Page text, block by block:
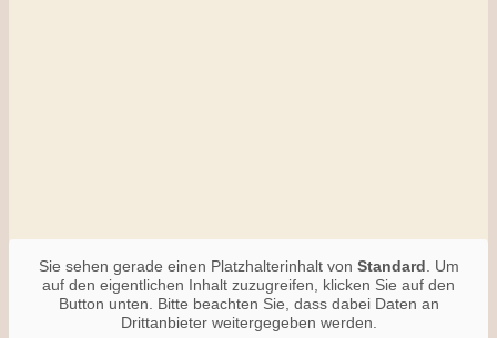
Sie sehen gerade einen Platzhalterinhalt von Standard. Um
auf den eigentlichen Inhalt zuzugreifen, klicken Sie auf den
Button unten. Bitte beachten Sie, dass dabei Daten an
Drittanbieter weitergegeben werden.